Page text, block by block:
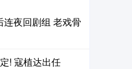
夜回剧组 老戏骨
! 寇植达出任